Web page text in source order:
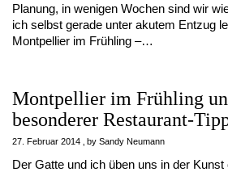
Planung, in wenigen Wochen sind wir
ich selbst gerade unter akutem Entzug
Montpellier im Frühling –…
Montpellier im Frühling
besonderer Restaurant-
27. Februar 2014 by Sandy Neumann
Der Gatte und ich üben uns in der